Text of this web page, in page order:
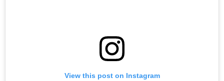
View this post on Instagram